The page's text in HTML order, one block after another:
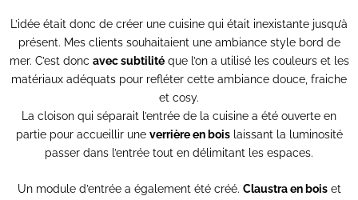
L’idée était donc de créer une cuisine qui était inexistante jusqu’à
présent. Mes clients souhaitaient une ambiance style bord de
mer. C’est donc avec subtilitéque l’on a utilisé les couleurs et les
matériaux adéquats pour refléter cette ambiance douce, fraiche
et cosy.
La cloison qui séparait l’entrée de la cuisine a été ouverte en
partie pour accueillir une verrière en boislaissant la luminosité
passer dans l’entrée tout en délimitant les espaces.
Un module d’entrée a également été créé. Claustra en boiset